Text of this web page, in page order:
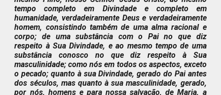
tempo completo em Divindade e completo em
humanidade, verdadeiramente Deus e verdadeiramente
homem, consistindo também de uma alma racional e
corpo; de uma substância com o Pai no que diz
respeito à Sua Divindade, e ao mesmo tempo de uma
substância conosco no que diz respeito à Sua
masculinidade; como nós em todos os aspectos, exceto
o pecado; quanto à sua Divindade, gerado do Pai antes
dos séculos, mas quanto à sua masculinidade, gerado,
por nós, homens e para nossa salvação, de Maria, a